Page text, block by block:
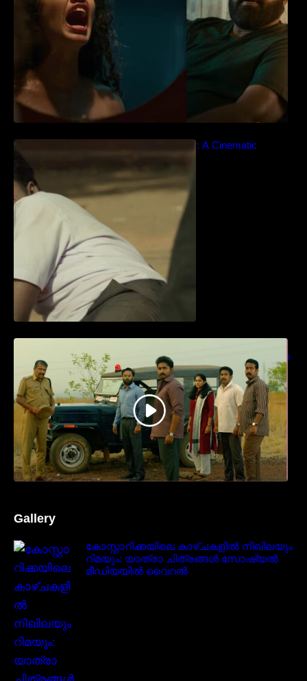
Idiyan Chandhu – Teaser: A Cinematic
എത്തുന്ന “പാർട്നെർസ്” പ്രേക്ഷക ശ്രദ്ധ
നേടിയ ടീസർ കാണാം..
Gallery
കോസ്റ്റാറിക്കയിലെ കാഴ്ചകളിൽ നിഖിലയും
റിമയും: യാത്രാ ചിത്രങ്ങൾ സോഷ്യൽ
മീഡിയയിൽ വൈറൽ